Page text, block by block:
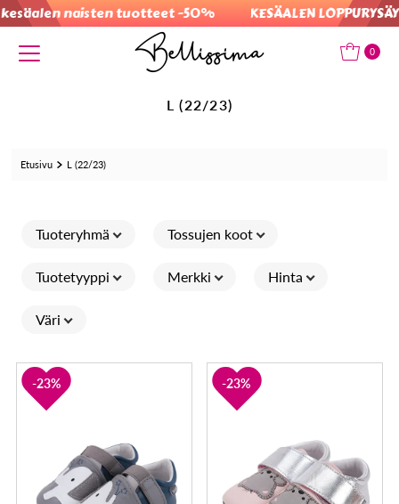
kesäalen naisten tuotteet -50% KESÄALEN
Translation missing: fi.accessibility.skip_to_text 0
L (22/23)
Etusivu L (22/23)
Tuoteryhmä Tossujen koot
Tuotetyyppi Merkki Hinta
Väri
23% 23%